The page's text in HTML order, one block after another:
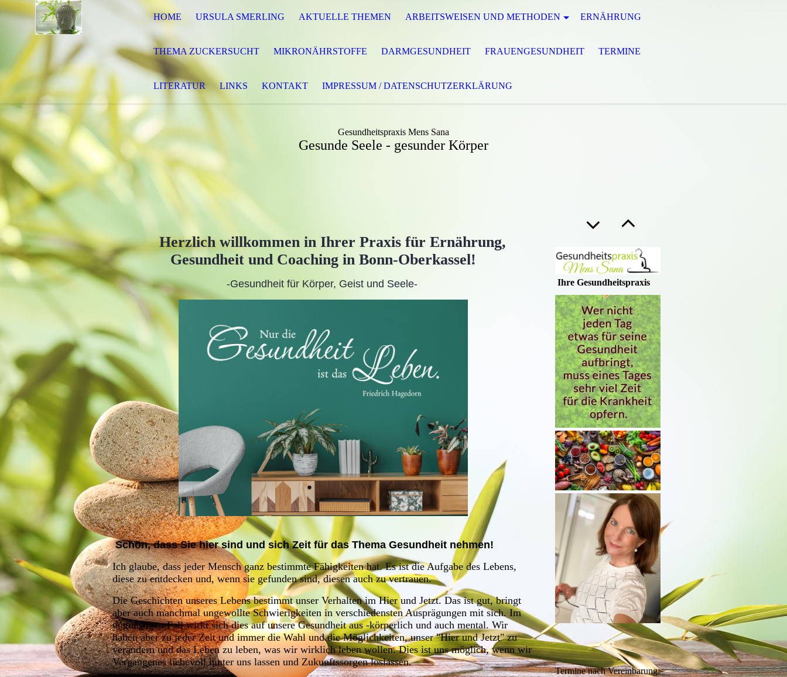
HOME URSULA SMERLING AKTUELLE THEMEN ARBEITSWEISEN UND METHODEN ERNÄHRUNG
THEMA ZUCKERSUCHT MIKRONÄHRSTOFFE DARMGESUNDHEIT FRAUENGESUNDHEIT TERMINE
LITERATUR LINKS KONTAKT IMPRESSUM / DATENSCHUTZERKLÄRUNG
Gesundheitspraxis Mens Sana
Gesunde Seele - gesunder Körper
Herzlich willkommen in Ihrer Praxis für Ernährung,
Gesundheit und Coaching in Bonn-Oberkassel!
-Gesundheit für Körper, Geist und Seele-
Schön, dass Sie hier sind und sich Zeit für das Thema Gesundheit nehmen!
Ich glaube, dass jeder Mensch ganz bestimmte Fähigkeiten hat. Es ist die Aufgabe des Lebens,
diese zu entdecken und, wenn sie gefunden sind, diesen auch zu vertrauen.
Die Geschichten unseres Lebens bestimmt unser Verhalten im Hier und Jetzt. Das ist gut, bringt
aber auch manchmal ungewollte Schwierigkeiten in verschiedensten Ausprägungen mit sich. Im
ungünstigen Fall wirkt sich dies auf unsere Gesundheit aus -körperlich und auch mental. Wir
haben aber zu jeder Zeit und immer die Wahl und die Möglichkeiten, unser "Hier und Jetzt" zu
verändern und das Leben zu leben, was wir wirklich leben wollen. Dies ist uns möglich, wenn wir
Vergangenes liebevoll hinter uns lassen und Zukunftssorgen loslassen.
Ihre Gesundheitspraxis
Termine nach Vereinbarung: